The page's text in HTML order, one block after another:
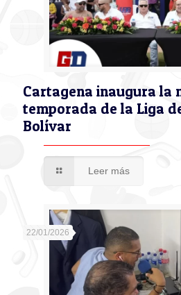
Cartagena inaugura la
temporada de la Liga
Bolívar
Leer más
22/01/2026